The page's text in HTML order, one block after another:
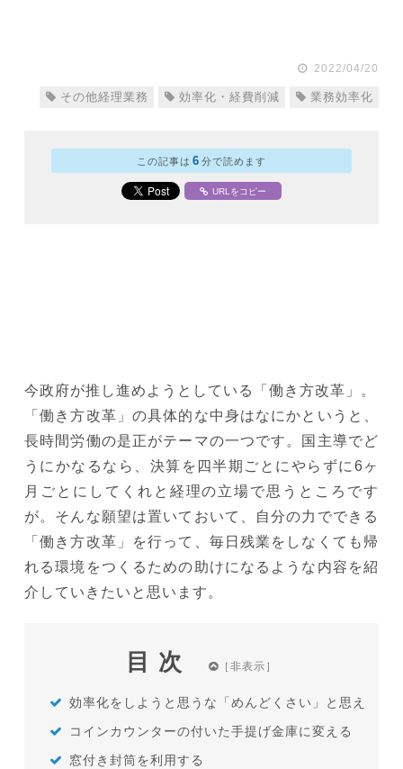
2022/04/20
その他経理業務 効率化・経費削減 業務効率化
この記事は 6 分で読めます
URLをコピー
今政府が推し進めようとしている「働き方改革」。
「働き方改革」の具体的な中身はなにかというと、
長時間労働の是正がテーマの一つです。国主導でど
うにかなるなら、決算を四半期ごとにやらずに6ヶ
月ごとにしてくれと経理の立場で思うところです
が。そんな願望は置いておいて、自分の力でできる
「働き方改革」を行って、毎日残業をしなくても帰
れる環境をつくるための助けになるような内容を紹
介していきたいと思います。
目次
効率化をしようと思うな「めんどくさい」と思え
コインカウンターの付いた手提げ金庫に変える
窓付き封筒を利用する